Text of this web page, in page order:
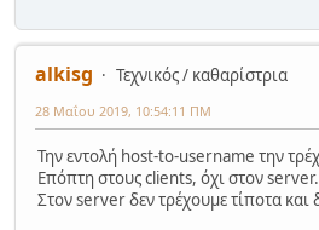
alkisg
Τεχνικός / καθαρίστρια
28 Μαΐου 2019, 10:54:11 ΠΜ
Την εντολή host-to-username την
Επόπτη στους clients, όχι στον server.
Στον server δεν τρέχουμε τίποτα και